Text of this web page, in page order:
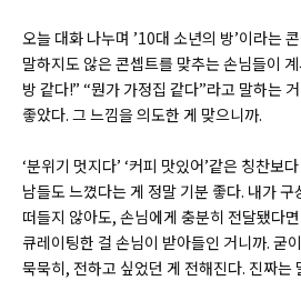
오늘 대화 나누며 ’10대 소년의 방’이라는
말하지도 않은 콘셉트를 맞추는 손님들이
방 같다!” “뭔가 가정집 같다”라고 말하는
좋았다. 그 느낌을 의도한 게 맞으니까.
‘분위기 멋지다’ ‘커피 맛있어’같은 칭찬보
남들도 느꼈다는 게 정말 기분 좋다. 내가
떠들지 않아도, 손님에게 충분히 전달됐다
큐레이팅한 걸 손님이 받아들인 거니까. 굳
묵묵히, 전하고 싶었던 게 전해진다. 진짜는